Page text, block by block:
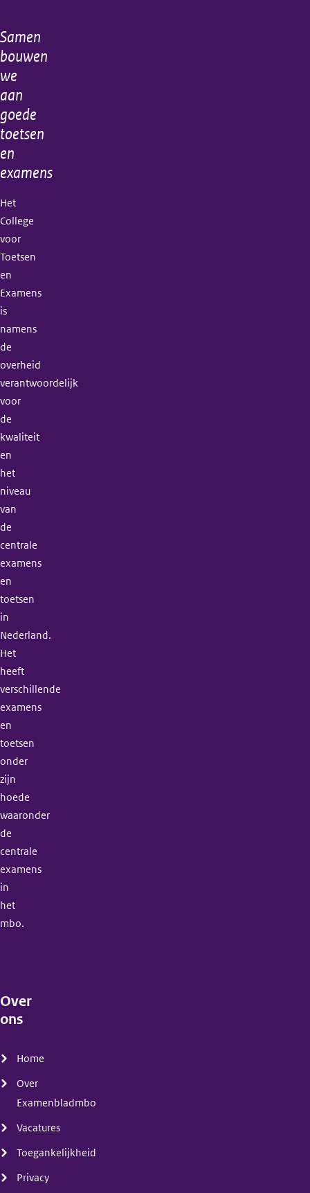
Algemene
informatie
Samen
bouwen
we
aan
goede
toetsen
en
examens
Het
College
voor
Toetsen
en
Examens
is
namens
de
overheid
verantwoordelijk
voor
de
kwaliteit
en
het
niveau
van
de
centrale
examens
en
toetsen
in
Nederland.
Het
heeft
verschillende
examens
en
toetsen
onder
zijn
hoede
waaronder
de
centrale
examens
in
het
mbo.
Over
ons
Home
Over
Examenbladmbo
Vacatures
Toegankelijkheid
Privacy